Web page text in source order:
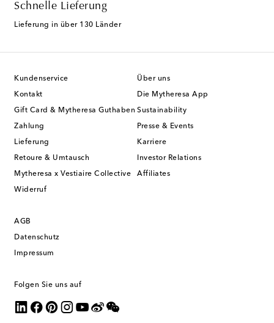
Schnelle Lieferung
Lieferung in über 130 Länder
Kundenservice
Kontakt
Gift Card & Mytheresa Guthaben
Zahlung
Lieferung
Retoure & Umtausch
Mytheresa x Vestiaire Collective
Widerruf
Über uns
Die Mytheresa App
Sustainability
Presse & Events
Karriere
Investor Relations
Affiliates
AGB
Datenschutz
Impressum
Folgen Sie uns auf